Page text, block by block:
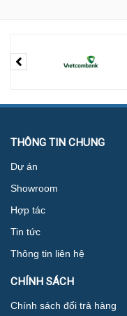
THÔNG TIN CHUNG
Dự án
Showroom
Hợp tác
Tin tức
Thông tin liên hệ
CHÍNH SÁCH
Chính sách đổi trả hàng